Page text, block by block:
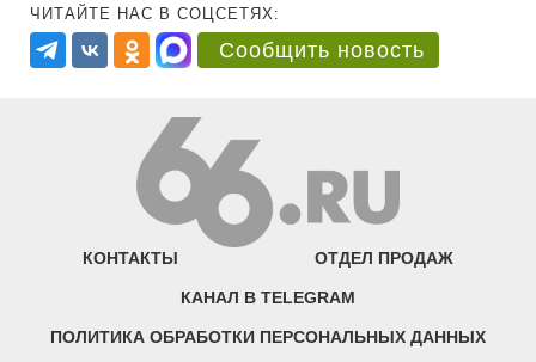
ЧИТАЙТЕ НАС В СОЦСЕТЯХ:
Сообщить новость
КОНТАКТЫ ОТДЕЛ ПРОДАЖ
КАНАЛ В TELEGRAM
ПОЛИТИКА ОБРАБОТКИ ПЕРСОНАЛЬНЫХ ДАННЫХ